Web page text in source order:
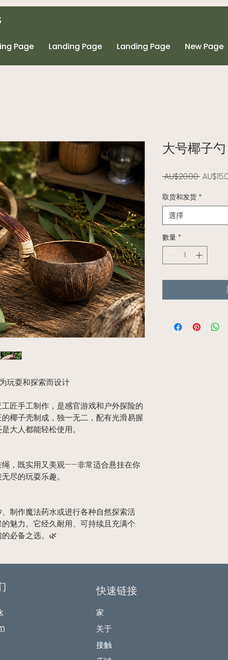
Page Landing Page Landing Page New Page
玩耍和探索而设计
匠手工制作，是感官游戏和户外探险的
椰子壳制成，独一无二，配有光滑易握
大人都能轻松使用。
，既实用又美观——非常适合悬挂在你
尽的玩耍乐趣。
制作魔法药水或进行各种自然探索活
魅力。它经久耐用、可持续且充满个
必备之选。🌿
大号椰子勺
AU$20.00 一般價
取货和发货 *
選擇
數量 *
快速链接
家
关于
接触